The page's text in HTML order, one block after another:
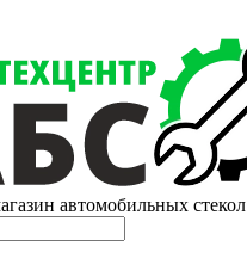
автомобильных стекол